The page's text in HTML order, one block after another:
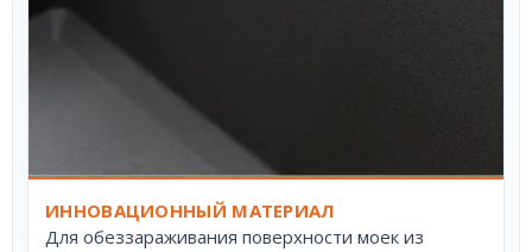
ИННОВАЦИОННЫЙ МАТЕРИАЛ
Для обеззараживания поверхности моек из